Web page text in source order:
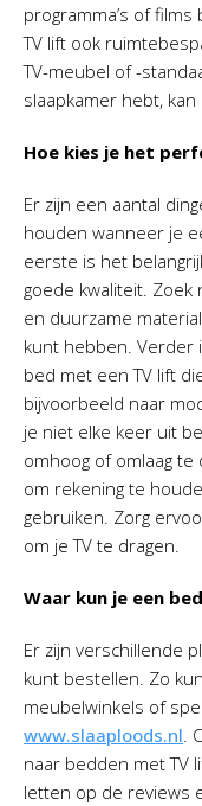
programma’s of
TV lift ook
TV-meubel of -
slaapkamer hebt,
Hoe kies je het
Er zijn een aantal
houden wanneer je
eerste is het
goede kwaliteit.
en duurzame
kunt hebben. Verder
bed met een TV lift
bijvoorbeeld naar
je niet elke keer uit
omhoog of omlaag
om rekening te
gebruiken. Zorg
om je TV te dragen.
Waar kun je een
Er zijn verschillende
kunt bestellen. Zo
meubelwinkels of
www.slaaploods.nl.
naar bedden met TV
letten op de reviews